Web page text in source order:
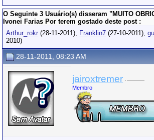
O Seguinte 3 Usuário(s) disseram "MUITO
Ivonei Farias Por terem gostado deste post :
Arthur_rokr (28-11-2011), Franklin7 (27-10-2011),
2010)
28-11-2011, 08:23 AM
jairoxtremer
Membro